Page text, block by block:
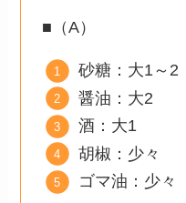
■（A）
砂糖：大1～2
醤油：大2
酒：大1
胡椒：少々
ゴマ油：少々